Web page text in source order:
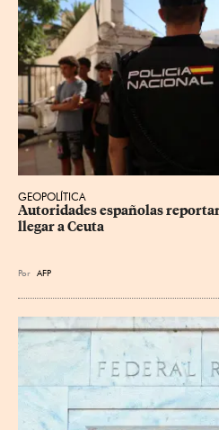
GEOPOLÍTICA
Autoridades españolas
llegar a Ceuta
Por AFP